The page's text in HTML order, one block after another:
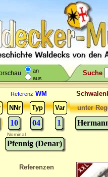
an
aus
Suche
Referenz WM
NNr Typ Var
10 04 1
unter
Nominal
Pfennig (Denar)
Referenzen